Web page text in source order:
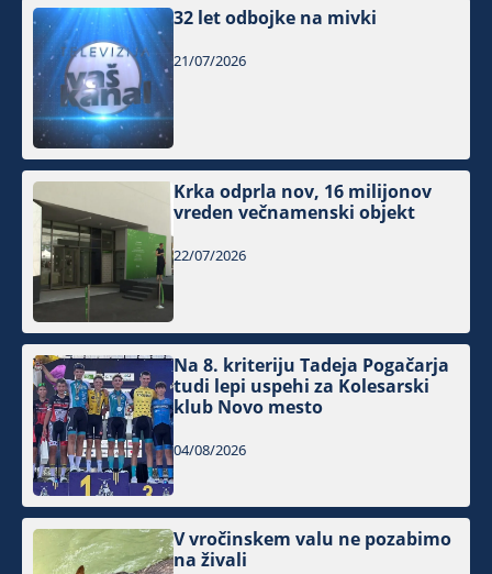
32 let odbojke na mivki
21/07/2026
Krka odprla nov, 16 milijonov
vreden večnamenski objekt
22/07/2026
Na 8. kriteriju Tadeja Pogačarja
tudi lepi uspehi za Kolesarski
klub Novo mesto
04/08/2026
V vročinskem valu ne pozabimo
na živali